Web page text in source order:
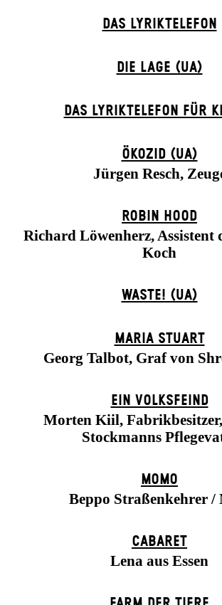
DAS LYRIKTELEFON
DIE LAGE (UA)
DAS LYRIKTELEFON FÜR
ÖKOZID (UA)
Jürgen Resch,
ROBIN HOOD
Richard Löwenherz, Assistent
Koch
WASTE! (UA)
MARIA STUART
Georg Talbot, Graf von
EIN VOLKS­FEIND
Morten Kiil,
Stockmanns
MOMO
Beppo Straßenkehrer /
CABARET
Lena aus Essen